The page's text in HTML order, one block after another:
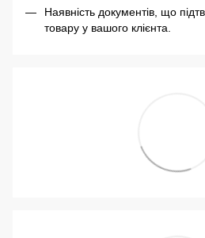
Наявність документів, що
товару у вашого клієнта.